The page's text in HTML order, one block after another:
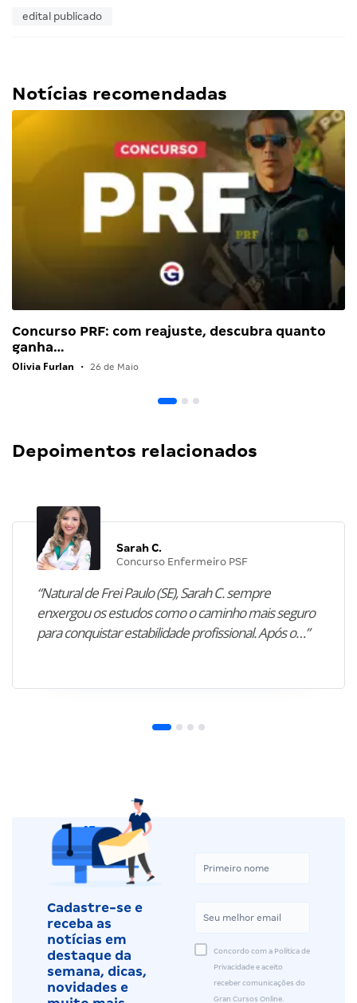
edital publicado
Notícias recomendadas
Concurso PRF: com reajuste, descubra quanto
ganha…
Olivia Furlan • 26 de Maio
Depoimentos relacionados
Sarah C.
Concurso Enfermeiro PSF
“Natural de Frei Paulo (SE), Sarah C. sempre
enxergou os estudos como o caminho mais seguro
para conquistar estabilidade profissional. Após o…”
Cadastre-se e
receba as
notícias em
destaque da
semana, dicas,
novidades e
Concordo com a Política de
Privacidade e aceito
receber comunicações do
Gran Cursos Online.